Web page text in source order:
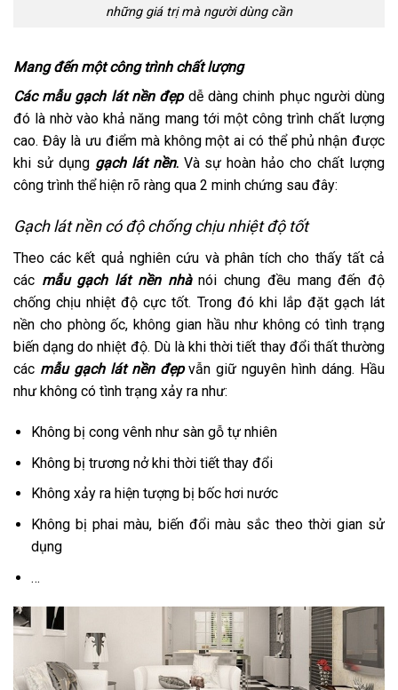
những giá trị mà người dùng cần
Mang đến một công trình chất lượng
Các mẫu gạch lát nền đẹpdễ dàng chinh phục người dùng
đó là nhờ vào khả năng mang tới một công trình chất lượng
cao. Đây là ưu điểm mà không một ai có thể phủ nhận được
khi sử dụng gạch lát nền. Và sự hoàn hảo cho chất lượng
công trình thể hiện rõ ràng qua 2 minh chứng sau đây:
Gạch lát nền có độ chống chịu nhiệt độ tốt
Theo các kết quả nghiên cứu và phân tích cho thấy tất cả
các mẫu gạch lát nền nhànói chung đều mang đến độ
chống chịu nhiệt độ cực tốt. Trong đó khi lắp đặt gạch lát
nền cho phòng ốc, không gian hầu như không có tình trạng
biến dạng do nhiệt độ. Dù là khi thời tiết thay đổi thất thường
các mẫu gạch lát nền đẹpvẫn giữ nguyên hình dáng. Hầu
như không có tình trạng xảy ra như:
Không bị cong vênh như sàn gỗ tự nhiên
Không bị trương nở khi thời tiết thay đổi
Không xảy ra hiện tượng bị bốc hơi nước
Không bị phai màu, biến đổi màu sắc theo thời gian sử
dụng
…